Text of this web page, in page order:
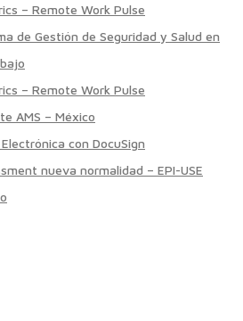
– Remote Work Pulse
de Gestión de Seguridad y Salud en
– Remote Work Pulse
AMS – México
con DocuSign
nueva normalidad – EPI-USE